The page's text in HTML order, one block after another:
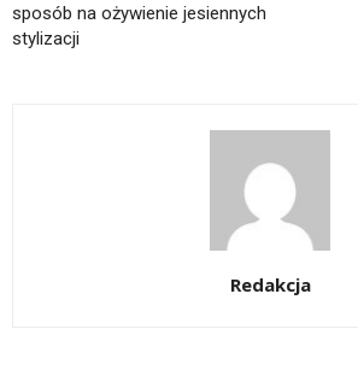
sposób na ożywienie jesiennych
stylizacji
Redakcja